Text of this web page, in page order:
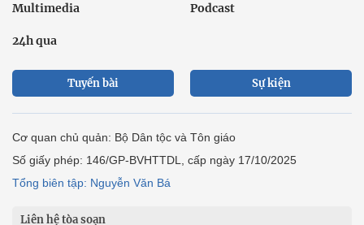
Multimedia Podcast
24h qua
Tuyến bài Sự kiện
Cơ quan chủ quản: Bộ Dân tộc và Tôn giáo
Số giấy phép: 146/GP-BVHTTDL, cấp ngày 17/10/2025
Tổng biên tập: Nguyễn Văn Bá
Liên hệ tòa soạn